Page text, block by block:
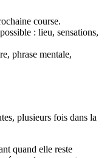
course.
: lieu, sensations,
phrase mentale,
plusieurs fois dans la
quand elle reste